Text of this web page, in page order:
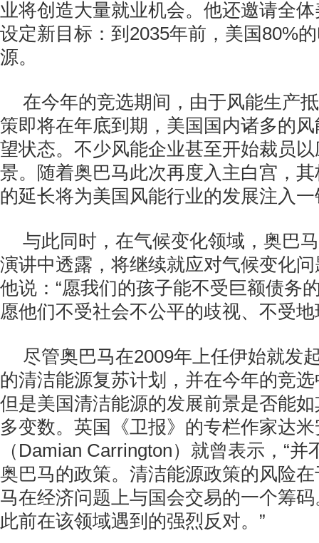
业将创造大量就业机会。他还邀请全
设定新目标：到2035年前，美国80%
源。
在今年的竞选期间，由于风能生产
策即将在年底到期，美国国内诸多的
望状态。不少风能企业甚至开始裁员
景。随着奥巴马此次再度入主白宫，
的延长将为美国风能行业的发展注入
与此同时，在气候变化领域，奥巴
演讲中透露，将继续就应对气候变化
他说：“愿我们的孩子能不受巨额债务
愿他们不受社会不公平的歧视、不受
尽管奥巴马在2009年上任伊始就发
的清洁能源复苏计划，并在今年的竞选
但是美国清洁能源的发展前景是否能
多变数。英国《卫报》的专栏作家达
（Damian Carrington）就曾表示，“
奥巴马的政策。清洁能源政策的风险
马在经济问题上与国会交易的一个筹
此前在该领域遇到的强烈反对。”